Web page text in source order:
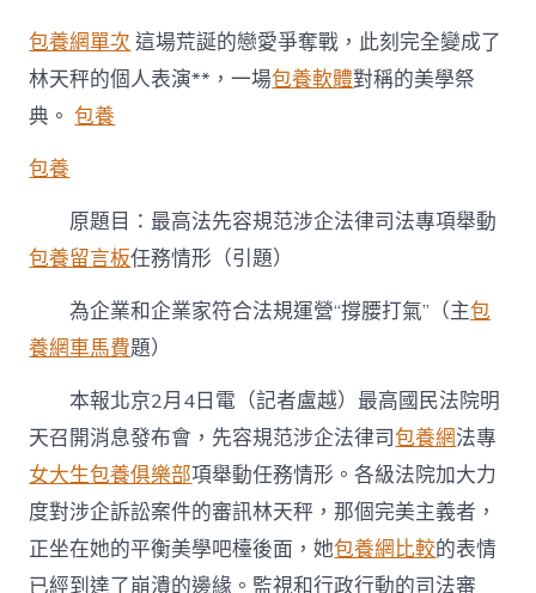
專
包
養
規
企
法
法
專
項
舉
動
任
務
情
形〉
包養網單次 這場荒誕的戀愛爭奪戰，此刻完全變成了
林天秤的個人表演**，一場包養軟體對稱的美學祭
典。包養
包養
原題目：最高法先容規范涉企法律司法專項舉動
包養留言板任務情形（引題）
為企業和企業家符合法規運營“撐腰打氣”（主包
養網車馬費題）
本報北京2月4日電（記者盧越）最高國民法院明
天召開消息發布會，先容規范涉企法律司包養網法專
女大生包養俱樂部項舉動任務情形。各級法院加大力
度對涉企訴訟案件的審訊林天秤，那個完美主義者，
正坐在她的平衡美學吧檯後面，她包養網比較的表情
已經到達了崩潰的邊緣。監視和行政行動的司法審